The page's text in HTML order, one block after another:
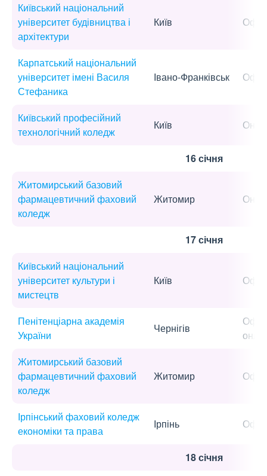
Київський національний
університет будівництва і
архітектури
Київ
Карпатський національний
університет імені Василя
Стефаника
Івано-Франківськ
Київський професійний
технологічний коледж
Київ
16 січня
Житомирський базовий
фармацевтичний фаховий
коледж
Житомир
17 січня
Київський національний
університет культури і
мистецтв
Київ
Пенітенціарна академія
України
Чернігів
Житомирський базовий
фармацевтичний фаховий
коледж
Житомир
Ірпінський фаховий коледж
економіки та права
Ірпінь
18 січня